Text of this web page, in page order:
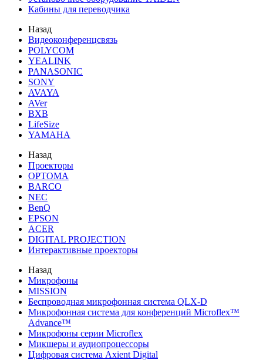
Кабины для переводчика
Назад
Видеоконференцсвязь
POLYCOM
YEALINK
PANASONIC
SONY
AVAYA
AVer
BXB
LifeSize
YAMAHA
Назад
Проекторы
OPTOMA
BARCO
NEC
BenQ
EPSON
ACER
DIGITAL PROJECTION
Интерактивные проекторы
Назад
Микрофоны
MISSION
Беспроводная микрофонная система QLX-D
Микрофонная система для конференций Microflex™
Advance™
Микрофоны серии Microflex
Микшеры и аудиопроцессоры
Цифровая система Axient Digital